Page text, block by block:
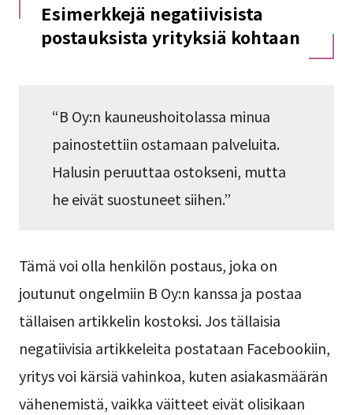
Esimerkkejä negatiivisista
postauksista yrityksiä kohtaan
“B Oy:n kauneushoitolassa minua
painostettiin ostamaan palveluita.
Halusin peruuttaa ostokseni, mutta
he eivät suostuneet siihen.”
Tämä voi olla henkilön postaus, joka on
joutunut ongelmiin B Oy:n kanssa ja postaa
tällaisen artikkelin kostoksi. Jos tällaisia
negatiivisia artikkeleita postataan Facebookiin,
yritys voi kärsiä vahinkoa, kuten asiakasmäärän
vähenemistä, vaikka väitteet eivät olisikaan